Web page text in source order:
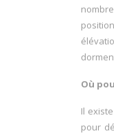
Où
Il
pour